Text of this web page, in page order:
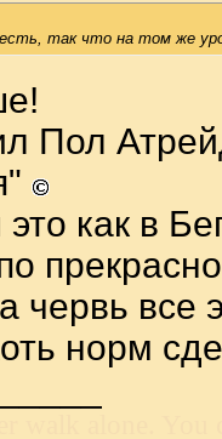
так что на том же
Пол
это как в
червь все
норм